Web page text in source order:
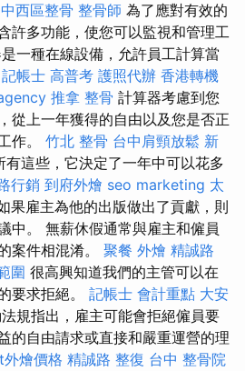
西區整骨 整骨師 為了應對有效的
許多功能，使您可以監視和管理工
一種在線設備，允許員工計算當
記帳士 高普考 護照代辦 香港轉機
推拿 整骨 計算器考慮到您
從上一年獲得的自由以及您是否正
作。 竹北 整骨 台中肩頸放鬆 新
有這些，它決定了一年中可以花多
行銷 到府外燴 seo marketing 太
果雇主為他的出版做出了貢獻，則
中。 無薪休假通常與雇主和僱員
案件相混淆。 聚餐 外燴 精誠路
圍 很高興知道我們的主管可以在
要求拒絕。 記帳士 會計重點 大安
法規指出，雇主可能會拒絕僱員要
的自由請求或直接和嚴重運營的理
燴價格 精誠路 整復 台中 整骨院